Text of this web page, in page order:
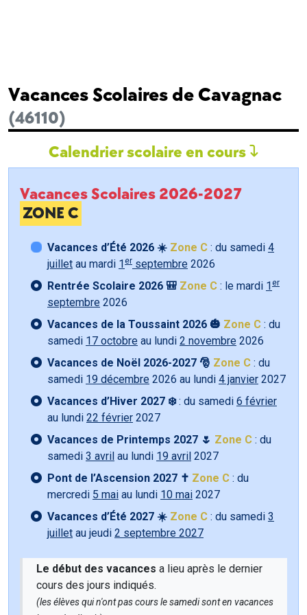
Vacances Scolaires de Cavagnac
(46110)
Calendrier scolaire en cours
Vacances Scolaires 2026-2027
ZONE C
Vacances d’Été 2026 ☀️ Zone C : du samedi 4
juillet au mardi 1 er septembre 2026
Rentrée Scolaire 2026 🎒 Zone C : le mardi 1 er
septembre 2026
Vacances de la Toussaint 2026 🎃 Zone C : du
samedi 17 octobre au lundi 2 novembre 2026
Vacances de Noël 2026-2027 🎅 Zone C : du
samedi 19 décembre 2026 au lundi 4 janvier 2027
Vacances d’Hiver 2027 ❄️: du samedi 6 février
au lundi 22 février 2027
Vacances de Printemps 2027 🌷 Zone C : du
samedi 3 avril au lundi 19 avril 2027
Pont de l’Ascension 2027 ✝️ Zone C : du
mercredi 5 mai au lundi 10 mai 2027
Vacances d’Été 2027 ☀️ Zone C : du samedi 3
juillet au jeudi 2 septembre 2027
Le début des vacances a lieu après le dernier
cours des jours indiqués.
(les élèves qui n'ont pas cours le samedi sont en vacances